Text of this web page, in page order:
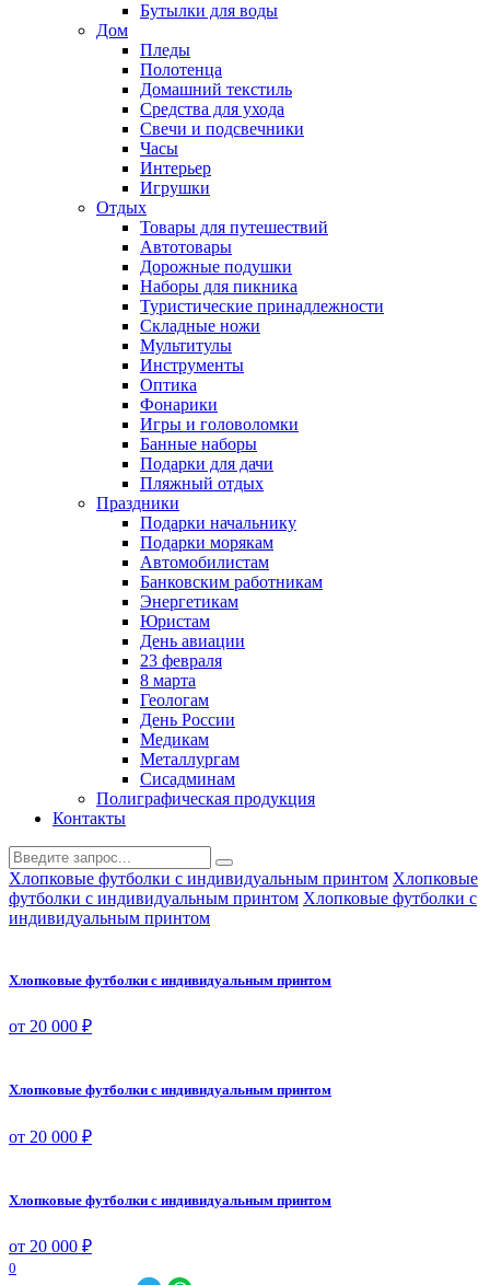
Бутылки для воды
Дом
Пледы
Полотенца
Домашний текстиль
Средства для ухода
Свечи и подсвечники
Часы
Интерьер
Игрушки
Отдых
Товары для путешествий
Автотовары
Дорожные подушки
Наборы для пикника
Туристические принадлежности
Складные ножи
Мультитулы
Инструменты
Оптика
Фонарики
Игры и головоломки
Банные наборы
Подарки для дачи
Пляжный отдых
Праздники
Подарки начальнику
Подарки морякам
Автомобилистам
Банковским работникам
Энергетикам
Юристам
День авиации
23 февраля
8 марта
Геологам
День России
Медикам
Металлургам
Сисадминам
Полиграфическая продукция
Контакты
Хлопковые футболки с индивидуальным принтом Хлопковые
футболки с индивидуальным принтом Хлопковые футболки с
индивидуальным принтом
Хлопковые футболки с индивидуальным принтом
от 20 000 ₽
Хлопковые футболки с индивидуальным принтом
от 20 000 ₽
Хлопковые футболки с индивидуальным принтом
от 20 000 ₽
0